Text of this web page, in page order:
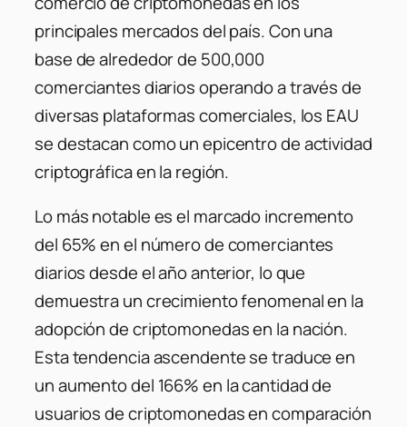
principales mercados del país. Con una
base de alrededor de 500,000
comerciantes diarios operando a través de
diversas plataformas comerciales, los EAU
se destacan como un epicentro de actividad
criptográfica en la región.
Lo más notable es el marcado incremento
del 65% en el número de comerciantes
diarios desde el año anterior, lo que
demuestra un crecimiento fenomenal en la
adopción de criptomonedas en la nación.
Esta tendencia ascendente se traduce en
un aumento del 166% en la cantidad de
usuarios de criptomonedas en comparación